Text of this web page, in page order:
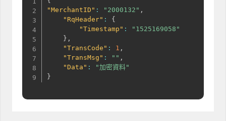
"MerchantID" : "2000132" ,
"RqHeader" :
{
"Timestamp" :
"1525169058"
} ,
"TransCode" : 1 ,
"TransMsg" : "" ,
"Data" :
"加密資料"
}